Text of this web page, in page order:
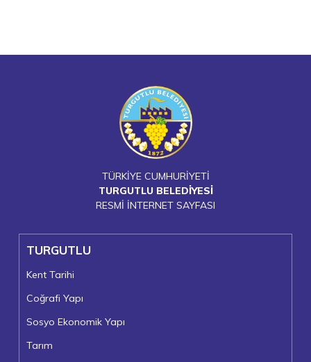
TÜRKİYE CUMHURİYETİ
TURGUTLU BELEDİYESİ
RESMİ İNTERNET SAYFASI
TURGUTLU
Kent Tarihi
Coğrafi Yapı
Sosyo Ekonomik Yapı
Tarım